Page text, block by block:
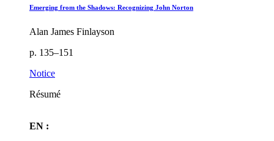
Emerging from the Shadows: Recognizing John Norton
Alan James Finlayson
p. 135–151
Notice
Résumé
EN :